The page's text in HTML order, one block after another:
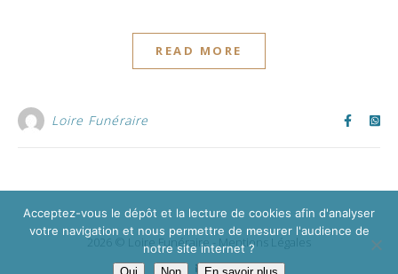
READ MORE
Loire Funéraire
2026 © Loire Funéraire - Mentions Légales
Acceptez-vous le dépôt et la lecture de cookies afin d'analyser
votre navigation et nous permettre de mesurer l'audience de
notre site internet ?